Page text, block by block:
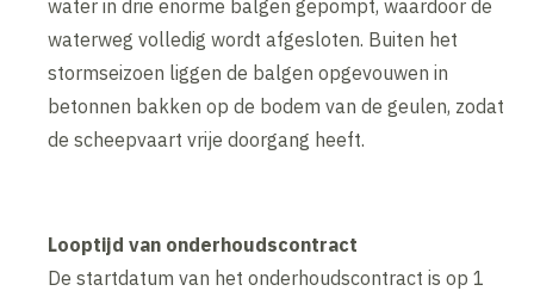
water in drie enorme balgen gepompt, waardoor de
waterweg volledig wordt afgesloten. Buiten het
stormseizoen liggen de balgen opgevouwen in
betonnen bakken op de bodem van de geulen, zodat
de scheepvaart vrije doorgang heeft.
Looptijd van onderhoudscontract
De startdatum van het onderhoudscontract is op 1